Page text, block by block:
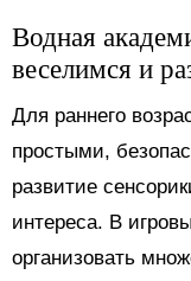
Водная
веселимся и
Для раннего
простыми,
развитие
интереса. В
организовать